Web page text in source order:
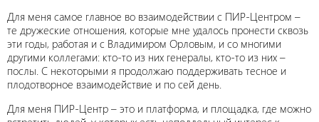
Для меня самое главное во взаимодействии с ПИР-Центром –
те дружеские отношения, которые мне удалось пронести сквозь
эти годы, работая и с Владимиром Орловым, и со многими
другими коллегами: кто-то из них генералы, кто-то из них –
послы. С некоторыми я продолжаю поддерживать тесное и
плодотворное взаимодействие и по сей день.
Для меня ПИР-Центр – это и платформа, и площадка, где можно